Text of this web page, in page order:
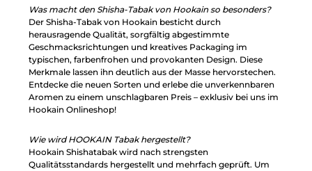
Was macht den Shisha-Tabak von Hookain so besonders?
Der Shisha-Tabak von Hookain besticht durch
herausragende Qualität, sorgfältig abgestimmte
Geschmacksrichtungen und kreatives Packaging im
typischen, farbenfrohen und provokanten Design. Diese
Merkmale lassen ihn deutlich aus der Masse hervorstechen.
Entdecke die neuen Sorten und erlebe die unverkennbaren
Aromen zu einem unschlagbaren Preis – exklusiv bei uns im
Hookain Onlineshop!
Wie wird HOOKAIN Tabak hergestellt?
Hookain Shishatabak wird nach strengsten
Qualitätsstandards hergestellt und mehrfach geprüft. Um